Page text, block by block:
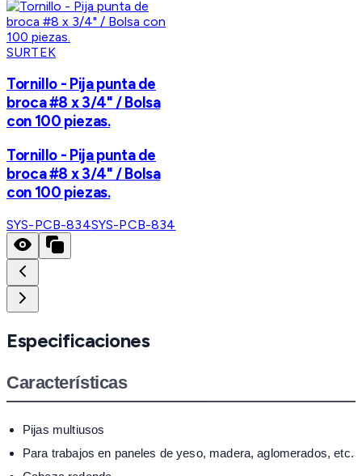
SURTEK
Tornillo - Pija punta de
broca #8 x 3/4" / Bolsa
con 100 piezas.
Tornillo - Pija punta de
broca #8 x 3/4" / Bolsa
con 100 piezas.
SYS-PCB-834SYS-PCB-834
Especificaciones
Características
Pijas multiusos
Para trabajos en paneles de yeso, madera, aglomerados, etc.